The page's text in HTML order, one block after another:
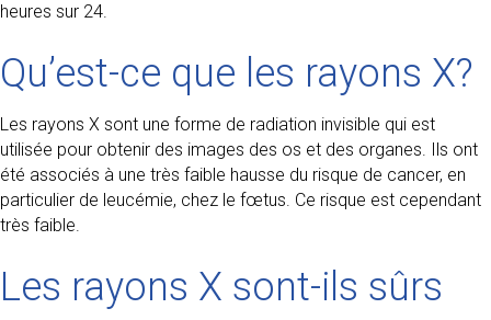
heures sur 24.
Qu’est-ce que les rayons X?
Les rayons X sont une forme de radiation invisible qui est
utilisée pour obtenir des images des os et des organes. Ils ont
été associés à une très faible hausse du risque de cancer, en
particulier de leucémie, chez le fœtus. Ce risque est cependant
très faible.
Les rayons X sont-ils sûrs